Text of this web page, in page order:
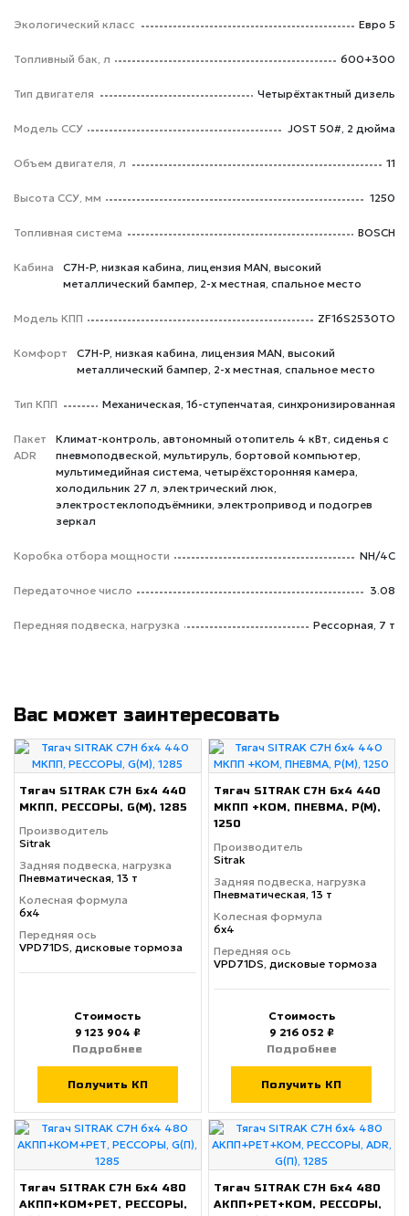
Экологический класс Евро 5
Топливный бак, л 600+300
Тип двигателя Четырёхтактный дизель
Модель ССУ JOST 50#, 2 дюйма
Объем двигателя, л 11
Высота ССУ, мм 1250
Топливная система BOSCH
Кабина
C7H-P, низкая кабина, лицензия MAN, высокий
металлический бампер, 2-х местная, спальное место
Модель КПП ZF16S2530TO
Комфорт
C7H-P, низкая кабина, лицензия MAN, высокий
металлический бампер, 2-х местная, спальное место
Тип КПП Механическая, 16-ступенчатая, синхронизированная
Пакет
ADR
Климат-контроль, автономный отопитель 4 кВт, сиденья с
пневмоподвеской, мультируль, бортовой компьютер,
мультимедийная система, четырёхсторонняя камера,
холодильник 27 л, электрический люк,
электростеклоподъёмники, электропривод и подогрев
зеркал
Коробка отбора мощности NH/4C
Передаточное число 3.08
Передняя подвеска, нагрузка Рессорная, 7 т
Вас может заинтересовать
Тягач SITRAK C7H 6x4 440
МКПП, РЕССОРЫ, G(М), 1285
Производитель
Sitrak
Задняя подвеска, нагрузка
Пневматическая, 13 т
Колесная формула
6х4
Передняя ось
VPD71DS, дисковые тормоза
Стоимость
9 123 904 ₽
Подробнее
Получить КП
Тягач SITRAK C7H 6x4 440
МКПП +КОМ, ПНЕВМА, P(М),
1250
Производитель
Sitrak
Задняя подвеска, нагрузка
Пневматическая, 13 т
Колесная формула
6х4
Передняя ось
VPD71DS, дисковые тормоза
Стоимость
9 216 052 ₽
Подробнее
Получить КП
Тягач SITRAK C7H 6x4 480
АКПП+КОМ+РЕТ, РЕССОРЫ,
Тягач SITRAK C7H 6x4 480
АКПП+РЕТ+КОМ, РЕССОРЫ,